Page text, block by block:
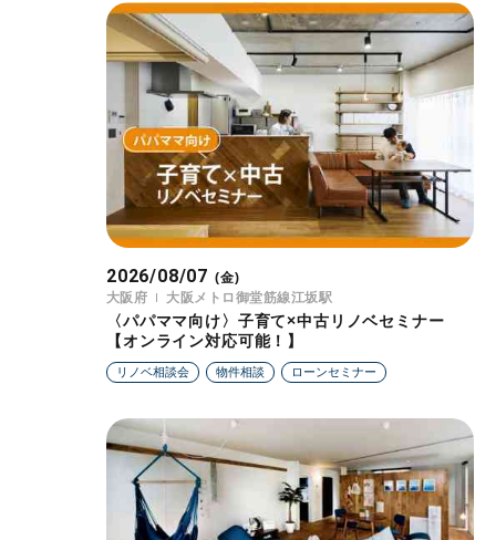
2026/08/07 (金)
大阪府
大阪メトロ御堂筋線江坂駅
〈パパママ向け〉子育て×中古リノベセミナー
【オンライン対応可能！】
リノベ相談会 物件相談 ローンセミナー